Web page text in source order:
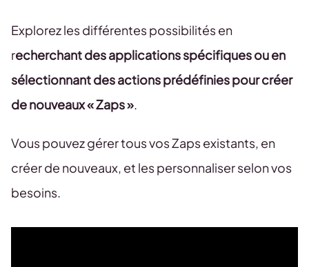
Explorez les différentes possibilités en
recherchant des applications spécifiques ou en
sélectionnant des actions prédéfinies pour créer
de nouveaux « Zaps ».
Vous pouvez gérer tous vos Zaps existants, en
créer de nouveaux, et les personnaliser selon vos
besoins.